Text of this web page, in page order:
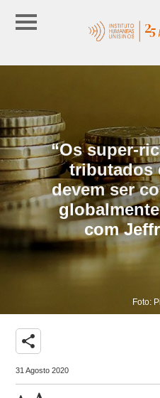
“Os super-
tributados
devem ser
com
Foto:
share
31 Agosto 2020